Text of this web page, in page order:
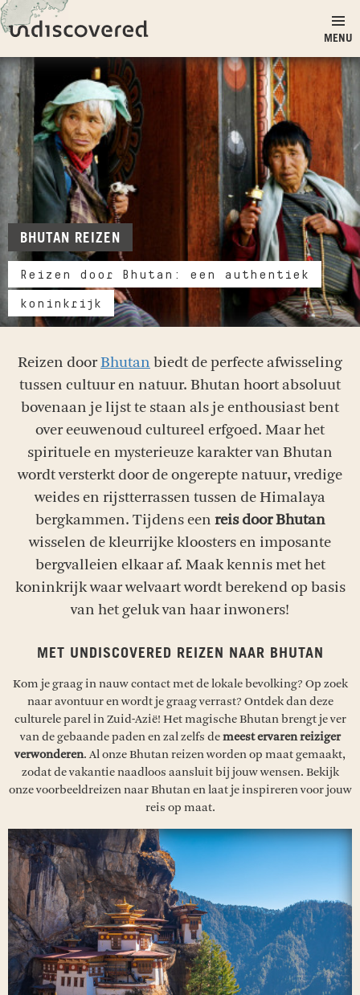
Ga naar inhoud
Undiscovered
MENU
BHUTAN REIZEN
Reizen door Bhutan: een authentiek
koninkrijk
Reizen doorBhutan biedt de perfecte afwisseling
tussen cultuur en natuur. Bhutan hoort absoluut
bovenaan je lijst te staan als je enthousiast bent
over eeuwenoud cultureel erfgoed. Maar het
spirituele en mysterieuze karakter van Bhutan
wordt versterkt door de ongerepte natuur, vredige
weides en rijstterrassen tussen de Himalaya
bergkammen. Tijdens een reis door Bhutan
wisselen de kleurrijke kloosters en imposante
bergvalleien elkaar af. Maak kennis met het
koninkrijk waar welvaart wordt berekend op basis
van het geluk van haar inwoners!
MET UNDISCOVERED REIZEN NAAR BHUTAN
Kom je graag in nauw contact met de lokale bevolking? Op zoek
naar avontuur en wordt je graag verrast? Ontdek dan deze
culturele parel in Zuid-Azië! Het magische Bhutan brengt je ver
van de gebaande paden en zal zelfs demeest ervaren reiziger
verwonderen. Al onze Bhutan reizen worden op maat gemaakt,
zodat de vakantie naadloos aansluit bij jouw wensen. Bekijk
onze voorbeeldreizen naar Bhutan en laat je inspireren voor jouw
reis op maat.